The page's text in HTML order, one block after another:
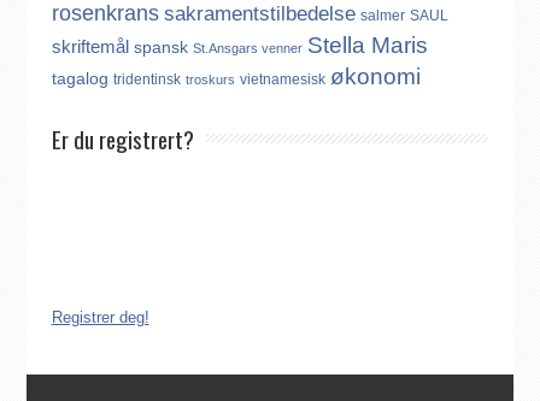
rosenkrans sakramentstilbedelse salmer SAUL
skriftemål spansk St.Ansgars venner Stella Maris
tagalog tridentinsk troskurs vietnamesisk økonomi
Er du registrert?
Registrer deg!